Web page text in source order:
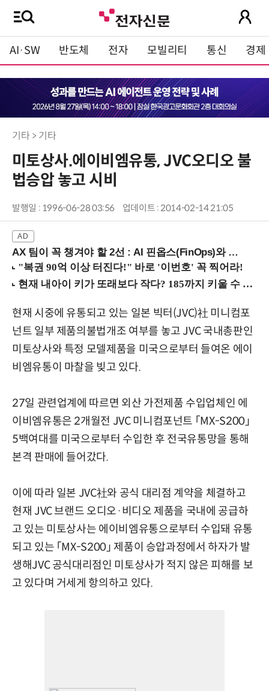
AI·SW 반도체 전자 모빌리티 통신 경제
기타 > 기타
미토상사.에이비엠유통, JVC오디오 불
법승압 놓고 시비
발행일 : 1996-06-28 03:56 업데이트 : 2014-02-14 21:05
AX 팀이 꼭 챙겨야 할 2선 : AI 핀옵스(FinOps)와 토큰 거버넌스 (8/21 잠실역)
현재 시중에 유통되고 있는 일본 빅터(JVC)社 미니컴포
넌트 일부 제품의불법개조 여부를 놓고 JVC 국내총판인
미토상사와 특정 모델제품을 미국으로부터 들여온 에이
비엠유통이 마찰을 빚고 있다.
27일 관련업계에 따르면 외산 가전제품 수입업체인 에
이비엠유통은 2개월전 JVC 미니컴포넌트 「MX-S200」
5백여대를 미국으로부터 수입한 후 전국유통망을 통해
본격 판매에 들어갔다.
이에 따라 일본 JVC社와 공식 대리점 계약을 체결하고
현재 JVC 브랜드 오디오·비디오 제품을 국내에 공급하
고 있는 미토상사는 에이비엠유통으로부터 수입돼 유통
되고 있는 「MX-S200」 제품이 승압과정에서 하자가 발
생해JVC 공식대리점인 미토상사가 적지 않은 피해를 보
고 있다며 거세게 항의하고 있다.